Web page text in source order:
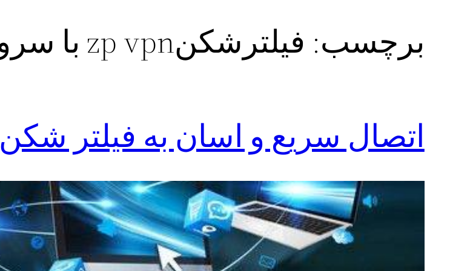
برچسب: فیلترشکنzp vpn با سرورهای قوی
اتصال سریع و اسان به فیلتر شکن zp vpn